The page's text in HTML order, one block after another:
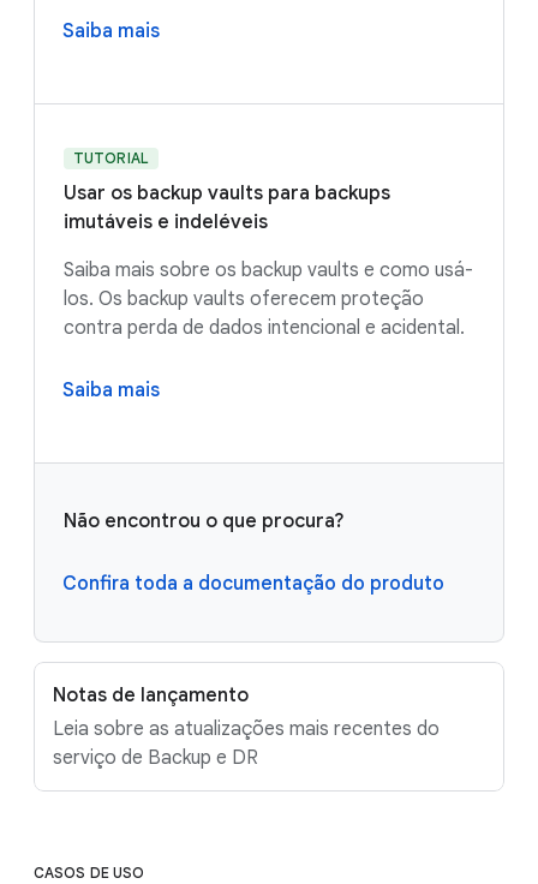
Saiba mais
TUTORIAL
Usar os backup vaults para backups
imutáveis e indeléveis
Saiba mais sobre os backup vaults e como usá-
los. Os backup vaults oferecem proteção
contra perda de dados intencional e acidental.
Saiba mais
Não encontrou o que procura?
Confira toda a documentação do produto
Notas de lançamento
Leia sobre as atualizações mais recentes do
serviço de Backup e DR
CASOS DE USO